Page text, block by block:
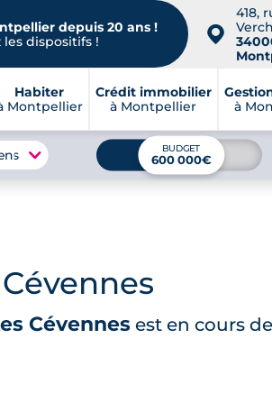
depuis 20 ans !
dispositifs !
📍
418,
Habiter
Montpellier
Crédit immobilier
à Montpellier
à
BUDGET
600 000€
Cévennesest en cours